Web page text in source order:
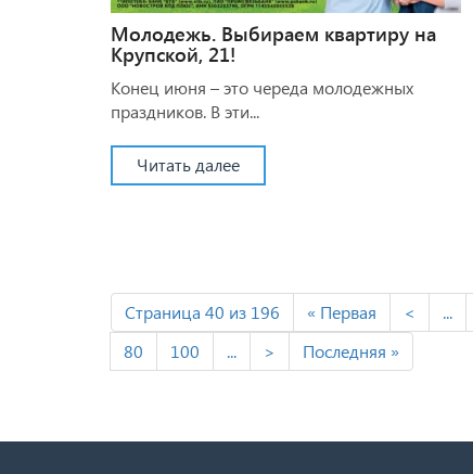
Молодежь. Выбираем квартиру на
Крупской, 21!
Конец июня – это череда молодежных
праздников. В эти...
Читать далее
Страница 40 из 196 « Первая < ...
80
100 ... > Последняя »